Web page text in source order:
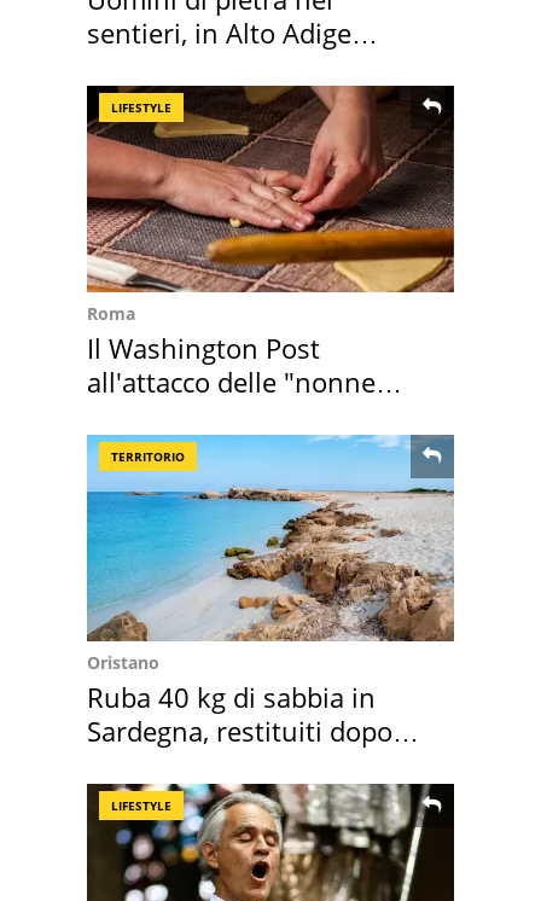
sentieri, in Alto Adige
LIFESTYLE
Roma
Il Washington Post
all'attacco delle "nonne
TERRITORIO
Oristano
Ruba 40 kg di sabbia in
Sardegna, restituiti dopo
LIFESTYLE